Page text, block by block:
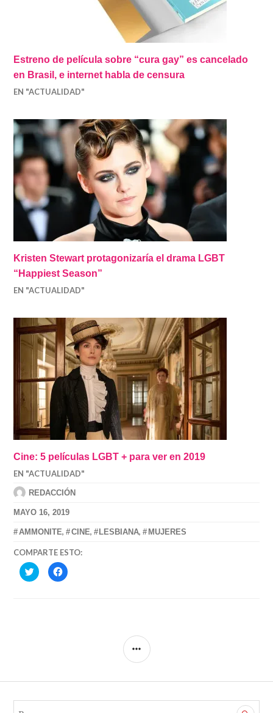
Estreno de película sobre “cura gay” es cancelado
en Brasil, e internet habla de censura
EN "ACTUALIDAD"
Kristen Stewart protagonizaría el drama LGBT
“Happiest Season”
EN "ACTUALIDAD"
Cine: 5 películas LGBT + para ver en 2019
EN "ACTUALIDAD"
REDACCIÓN
MAYO 16, 2019
AMMONITE, CINE, LESBIANA, MUJERES
COMPARTE ESTO:
HAZ
CLIC
PARA
HAZ
CLIC
SIDEBAR